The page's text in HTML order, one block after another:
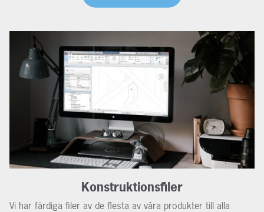
Konstruktionsfiler
Vi har färdiga filer av de flesta av våra produkter till alla